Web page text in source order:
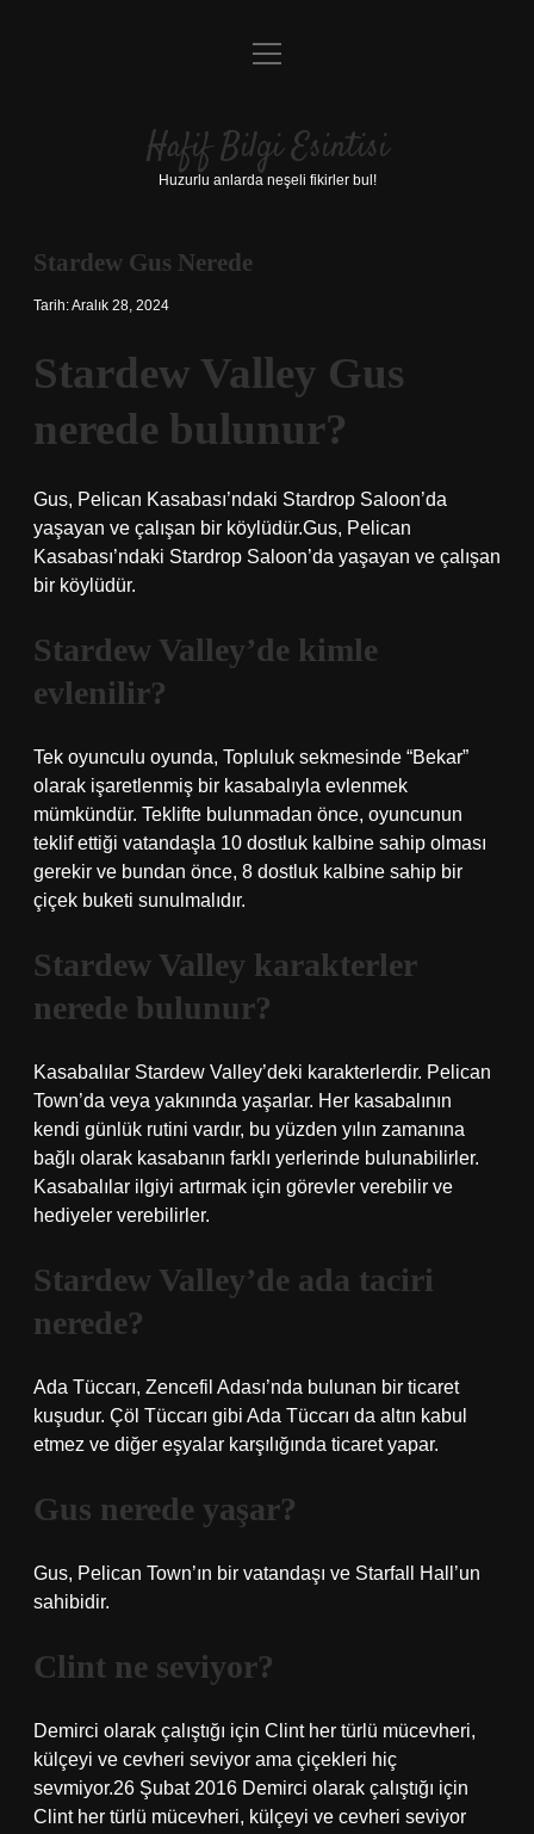
Anasayfa
Yasal Uyarı
menüyü
Hafif Bilgi Esintisi
Huzurlu anlarda neşeli fikirler bul!
Stardew Gus Nerede
Tarih: Aralık 28, 2024
Stardew Valley Gus
nerede bulunur?
Gus, Pelican Kasabası’ndaki Stardrop Saloon’da
yaşayan ve çalışan bir köylüdür.Gus, Pelican
Kasabası’ndaki Stardrop Saloon’da yaşayan ve çalışan
bir köylüdür.
Stardew Valley’de kimle
evlenilir?
Tek oyunculu oyunda, Topluluk sekmesinde “Bekar”
olarak işaretlenmiş bir kasabalıyla evlenmek
mümkündür. Teklifte bulunmadan önce, oyuncunun
teklif ettiği vatandaşla 10 dostluk kalbine sahip olması
gerekir ve bundan önce, 8 dostluk kalbine sahip bir
çiçek buketi sunulmalıdır.
Stardew Valley karakterler
nerede bulunur?
Kasabalılar Stardew Valley’deki karakterlerdir. Pelican
Town’da veya yakınında yaşarlar. Her kasabalının
kendi günlük rutini vardır, bu yüzden yılın zamanına
bağlı olarak kasabanın farklı yerlerinde bulunabilirler.
Kasabalılar ilgiyi artırmak için görevler verebilir ve
hediyeler verebilirler.
Stardew Valley’de ada taciri
nerede?
Ada Tüccarı, Zencefil Adası’nda bulunan bir ticaret
kuşudur. Çöl Tüccarı gibi Ada Tüccarı da altın kabul
etmez ve diğer eşyalar karşılığında ticaret yapar.
Gus nerede yaşar?
Gus, Pelican Town’ın bir vatandaşı ve Starfall Hall’un
sahibidir.
Clint ne seviyor?
Demirci olarak çalıştığı için Clint her türlü mücevheri,
külçeyi ve cevheri seviyor ama çiçekleri hiç
sevmiyor.26 Şubat 2016 Demirci olarak çalıştığı için
Clint her türlü mücevheri, külçeyi ve cevheri seviyor